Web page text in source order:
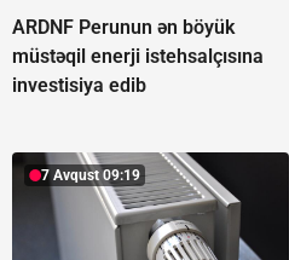
ARDNF Perunun ən böyük
müstəqil enerji istehsalçısına
investisiya edib
7 Avqust 09:19